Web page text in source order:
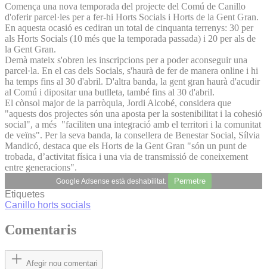
Comença una nova temporada del projecte del Comú de Canillo
d'oferir parcel·les per a fer-hi Horts Socials i Horts de la Gent Gran.
En aquesta ocasió es cediran un total de cinquanta terrenys: 30 per
als Horts Socials (10 més que la temporada passada) i 20 per als de
la Gent Gran.
Demà mateix s'obren les inscripcions per a poder aconseguir una
parcel·la. En el cas dels Socials, s'haurà de fer de manera online i hi
ha temps fins al 30 d'abril. D'altra banda, la gent gran haurà d'acudir
al Comú i dipositar una butlleta, també fins al 30 d'abril.
El cònsol major de la parròquia, Jordi Alcobé, considera que
"aquests dos projectes són una aposta per la sostenibilitat i la cohesió
social", a més "faciliten una integració amb el territori i la comunitat
de veïns". Per la seva banda, la consellera de Benestar Social, Sílvia
Mandicó, destaca que els Horts de la Gent Gran "són un punt de
trobada, d’activitat física i una via de transmissió de coneixement
entre generacions".
Google Adsense està deshabilitat. Permetre
Etiquetes
Canillo horts socials
Comentaris
Afegir nou comentari